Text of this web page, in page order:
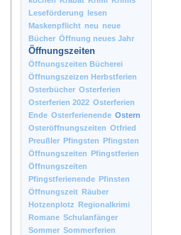
Leseförderung lesen
Maskenpflicht neu neue
Bücher Öffnung neues Jahr
Öffnungszeiten
Öffnungszeiten Bücherei
Öffnungszeizen Herbstferien
Osterbücher Osterferien
Osterferien 2022 Osterferien
Ende Osterferienende Ostern
Osteröffnungszeiten Otfried
Preußler Pfingsten Pfingsten
Öffnungszeiten Pfingstferien
Öffnungszeiten
Pfingstferienende Pfinsten
Öffnungszeit Räuber
Hotzenplotz Regionalkrimi
Romane Schulanfänger
Sommer Sommerferien